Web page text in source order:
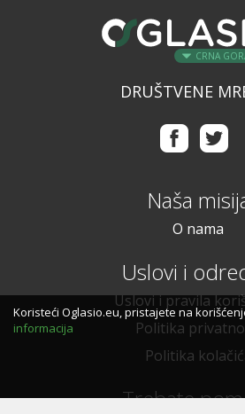
CRNA
DRUŠTVENE
Naša
O nama
Uslovi i
Uslovi i pravila
Politika
Politika
Trebate
Koristeći Oglasio.eu, pristajete na
informacija